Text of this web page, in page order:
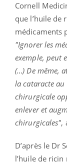
Cornell
que l’huile de
médicaments
"Ignorer les
exemple, peut
(…) De même,
la cataracte
chirurgicale
enlever et
chirurgicales",
D’après le Dr
l’huile de